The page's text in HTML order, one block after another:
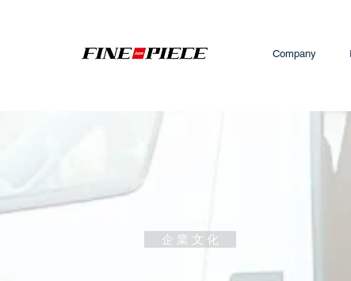
Company
企 業 文 化